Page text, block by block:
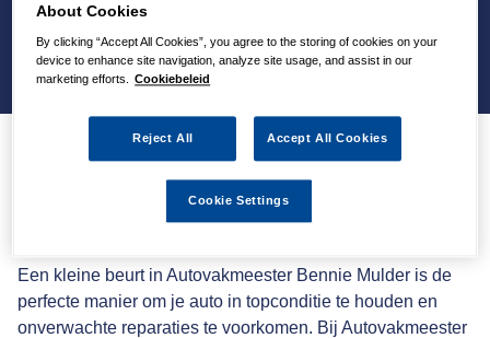
Klein auto onderhoud bij
Autovakmeester
Een kleine beurt in Autovakmeester Bennie Mulder is de
perfecte manier om je auto in topconditie te houden en
onverwachte reparaties te voorkomen. Bij Autovakmeester
About Cookies
By clicking “Accept All Cookies”, you agree to the storing of cookies on your
device to enhance site navigation, analyze site usage, and assist in our
marketing efforts.
Cookiebeleid
Reject All Accept All Cookies
Cookie Settings